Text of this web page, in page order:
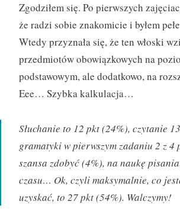
Zgodziłem się. Po pierwszych
że radzi sobie znakomicie i byłem
Wtedy przyznała się, że ten włoski
przedmiotów obowiązkowych na
podstawowym, ale dodatkowo, na
Eee… Szybka kalkulacja…
Słuchanie to 12 pkt (24%), czytanie
gramatyki w pierwszym zadaniu 2 z 4
szansa zdobyć (4%), na naukę
czasu… Ok, czyli maksymalnie, co
uzyskać, to 27 pkt (54%). Walczymy!